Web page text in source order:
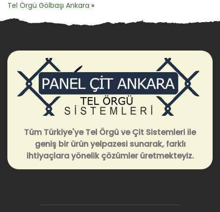
Tel Örgü Gölbaşı Ankara »
Tüm Türkiye'ye Tel Örgü ve Çit Sistemleri ile
geniş bir ürün yelpazesi sunarak, farklı
ihtiyaçlara yönelik çözümler üretmekteyiz.